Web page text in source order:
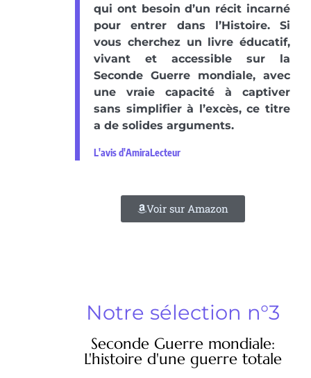
qui ont besoin d’un récit incarné
pour entrer dans l’Histoire. Si
vous cherchez un livre éducatif,
vivant et accessible sur la
Seconde Guerre mondiale, avec
une vraie capacité à captiver
sans simplifier à l’excès, ce titre
a de solides arguments.
L'avis d'AmiraLecteur
Voir sur Amazon
Notre sélection n°3
Seconde Guerre mondiale:
L'histoire d'une guerre totale